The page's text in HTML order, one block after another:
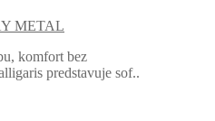
METAL
komfort bez
predstavuje sof..